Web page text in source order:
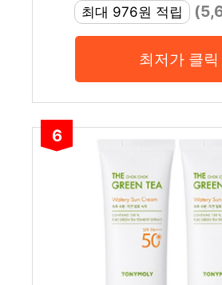
최대 976원 적립
최저가 클릭
6